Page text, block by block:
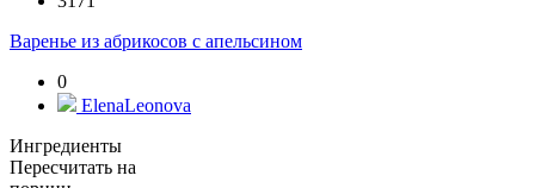
Варенье из абрикосов с апельсином
0
ElenaLeonova
Ингредиенты
Пересчитать на